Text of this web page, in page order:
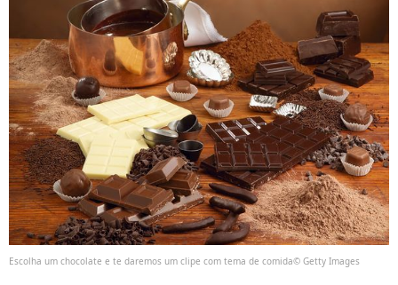
Escolha um chocolate e te daremos um clipe com tema de comida© Getty Images